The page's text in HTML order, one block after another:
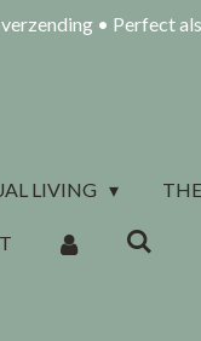
• Perfect
LIVING